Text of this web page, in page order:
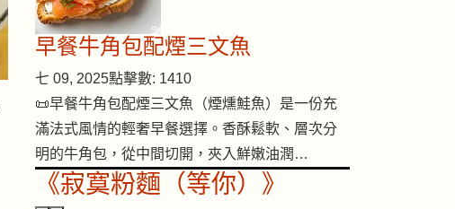
早餐牛角包配煙三文魚
七 09, 2025點擊數: 1410
📜早餐牛角包配煙三文魚（煙燻鮭魚）是一份充
滿法式風情的輕奢早餐選擇。香酥鬆軟、層次分
明的牛角包，從中間切開，夾入鮮嫩油潤…
《寂寞粉麵（等你）》